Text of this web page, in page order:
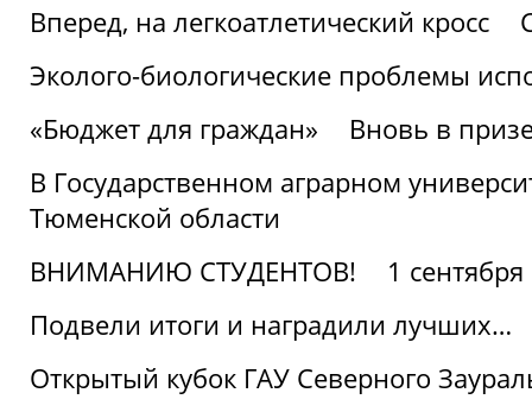
Вперед, на легкоатлетический кросс
Эколого-биологические проблемы
«Бюджет для граждан»
Вновь в
В Государственном аграрном
Тюменской области
ВНИМАНИЮ СТУДЕНТОВ!
1 сентября
Подвели итоги и наградили лучших…
Открытый кубок ГАУ Северного